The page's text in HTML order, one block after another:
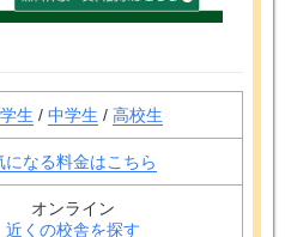
生 / 中学生 / 高校生
になる料金はこちら
オンライン
近くの校舎を探す